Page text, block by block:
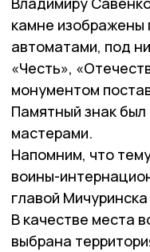
камне изображены
автоматами, под
«Честь»,
монументом
Памятный знак был
мастерами.
Напомним, что
воины-
главой
В качестве места
выбрана